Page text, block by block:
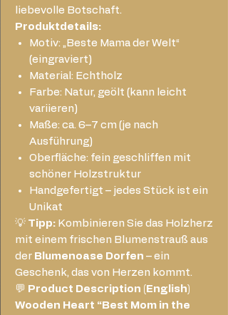
liebevolle Botschaft.
Produktdetails:
Motiv: „Beste Mama der Welt“
(eingraviert)
Material: Echtholz
Farbe: Natur, geölt (kann leicht
variieren)
Maße: ca. 6–7 cm (je nach
Ausführung)
Oberfläche: fein geschliffen mit
schöner Holzstruktur
Handgefertigt – jedes Stück ist ein
Unikat
💡 Tipp: Kombinieren Sie das Holzherz
mit einem frischen Blumenstrauß aus
der Blumenoase Dorfen – ein
Geschenk, das von Herzen kommt.
💬 Product Description (English)
Wooden Heart “Best Mom in the